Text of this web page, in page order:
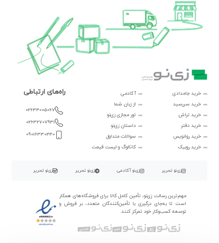
خرید جامدادی
خرید سررسید
خرید تراش
خرید دفتر
خرید روانویس
خرید روبیک
آکادمی
از زبان شما
تور مجازی زی‌نو
داستان زی‌نو
سوالات متداول
کاتالوگ و لیست قیمت
راه‌های ارتباطی
02634005067
02632707931
09016330440
زی‌نو تحریر زی‌نو آکادمی زی‌نو تحریر زی‌نو تحریر
مهم‌ترین رسالت زی‌نو، تأمین کامل کالا برای فروشگاه‌های همکار
است تا به‌جای درگیری با تأمین‌کنندگان متعدد، بر فروش و
توسعه کسب‌وکار خود تمرکز کنند.